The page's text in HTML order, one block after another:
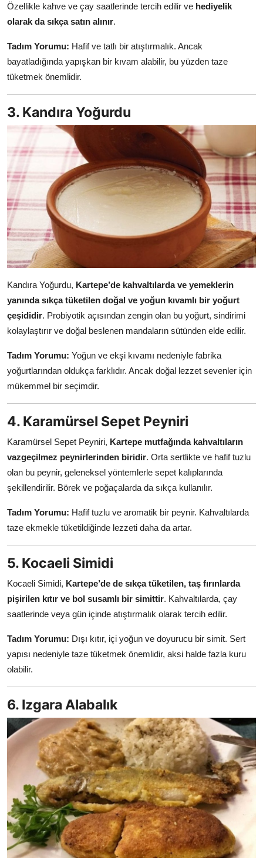
Özellikle kahve ve çay saatlerinde tercih edilir ve hediyelik
olarak da sıkça satın alınır.
Tadım Yorumu: Hafif ve tatlı bir atıştırmalık. Ancak
bayatladığında yapışkan bir kıvam alabilir, bu yüzden taze
tüketmek önemlidir.
3. Kandıra Yoğurdu
Kandıra Yoğurdu, Kartepe’de kahvaltılarda ve yemeklerin
yanında sıkça tüketilen doğal ve yoğun kıvamlı bir yoğurt
çeşididir. Probiyotik açısından zengin olan bu yoğurt, sindirimi
kolaylaştırır ve doğal beslenen mandaların sütünden elde edilir.
Tadım Yorumu: Yoğun ve ekşi kıvamı nedeniyle fabrika
yoğurtlarından oldukça farklıdır. Ancak doğal lezzet sevenler için
mükemmel bir seçimdir.
4. Karamürsel Sepet Peyniri
Karamürsel Sepet Peyniri, Kartepe mutfağında kahvaltıların
vazgeçilmez peynirlerinden biridir. Orta sertlikte ve hafif tuzlu
olan bu peynir, geleneksel yöntemlerle sepet kalıplarında
şekillendirilir. Börek ve poğaçalarda da sıkça kullanılır.
Tadım Yorumu: Hafif tuzlu ve aromatik bir peynir. Kahvaltılarda
taze ekmekle tüketildiğinde lezzeti daha da artar.
5. Kocaeli Simidi
Kocaeli Simidi, Kartepe’de de sıkça tüketilen, taş fırınlarda
pişirilen kıtır ve bol susamlı bir simittir. Kahvaltılarda, çay
saatlerinde veya gün içinde atıştırmalık olarak tercih edilir.
Tadım Yorumu: Dışı kıtır, içi yoğun ve doyurucu bir simit. Sert
yapısı nedeniyle taze tüketmek önemlidir, aksi halde fazla kuru
olabilir.
6. Izgara Alabalık